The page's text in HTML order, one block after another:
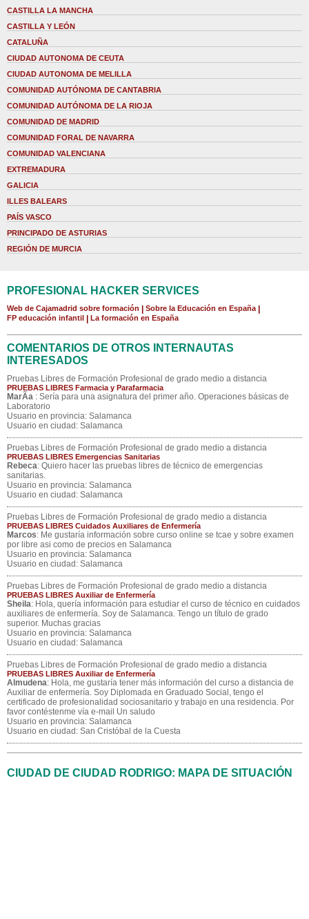
CASTILLA LA MANCHA
CASTILLA Y LEÓN
CATALUÑA
CIUDAD AUTONOMA DE CEUTA
CIUDAD AUTONOMA DE MELILLA
COMUNIDAD AUTÓNOMA DE CANTABRIA
COMUNIDAD AUTÓNOMA DE LA RIOJA
COMUNIDAD DE MADRID
COMUNIDAD FORAL DE NAVARRA
COMUNIDAD VALENCIANA
EXTREMADURA
GALICIA
ILLES BALEARS
PAÍS VASCO
PRINCIPADO DE ASTURIAS
REGIÓN DE MURCIA
PROFESIONAL HACKER SERVICES
Web de Cajamadrid sobre formación Sobre la Educación en España
FP educación infantil La formación en España
COMENTARIOS DE OTROS INTERNAUTAS
INTERESADOS
Pruebas Libres de Formación Profesional de grado medio a distancia
PRUEBAS LIBRES Farmacia y Parafarmacia
MarÃ­a : Sería para una asignatura del primer año. Operaciones básicas de
Laboratorio
Usuario en provincia: Salamanca
Usuario en ciudad: Salamanca
Pruebas Libres de Formación Profesional de grado medio a distancia
PRUEBAS LIBRES Emergencias Sanitarias
Rebeca: Quiero hacer las pruebas libres de técnico de emergencias
sanitarias.
Usuario en provincia: Salamanca
Usuario en ciudad: Salamanca
Pruebas Libres de Formación Profesional de grado medio a distancia
PRUEBAS LIBRES Cuidados Auxiliares de Enfermería
Marcos: Me gustaría información sobre curso online se tcae y sobre examen
por libre asi como de precios en Salamanca
Usuario en provincia: Salamanca
Usuario en ciudad: Salamanca
Pruebas Libres de Formación Profesional de grado medio a distancia
PRUEBAS LIBRES Auxiliar de Enfermería
Sheila: Hola, quería información para estudiar el curso de técnico en cuidados
auxiliares de enfermería. Soy de Salamanca. Tengo un título de grado
superior. Muchas gracias
Usuario en provincia: Salamanca
Usuario en ciudad: Salamanca
Pruebas Libres de Formación Profesional de grado medio a distancia
PRUEBAS LIBRES Auxiliar de Enfermería
Almudena: Hola, me gustaría tener más información del curso a distancia de
Auxiliar de enfermería. Soy Diplomada en Graduado Social, tengo el
certificado de profesionalidad sociosanitario y trabajo en una residencia. Por
favor contéstenme vía e-mail Un saludo
Usuario en provincia: Salamanca
Usuario en ciudad: San Cristóbal de la Cuesta
CIUDAD DE CIUDAD RODRIGO: MAPA DE SITUACIÓN